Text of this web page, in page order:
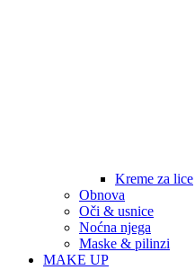
Kreme za lice
Obnova
Oči & usnice
Noćna njega
Maske & pilinzi
MAKE UP